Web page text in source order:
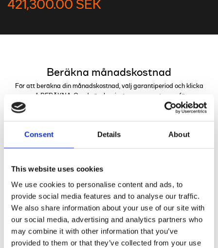
Consent Details About
This website uses cookies
We use cookies to personalise content and ads, to
provide social media features and to analyse our traffic.
We also share information about your use of our site with
our social media, advertising and analytics partners who
may combine it with other information that you’ve
provided to them or that they’ve collected from your use
421,300.00 SEK
Beräkna månadskostnad
För att beräkna din månadskostnad, välj garantiperiod och klicka
på BERÄKNA. Om du önskar justera parametrarna för
finansieringen kan du göra detta genom reglagen.
Antal månader 36 månader